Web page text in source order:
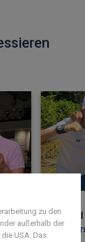
Jugend
zu den
außerhalb der
USA. Das